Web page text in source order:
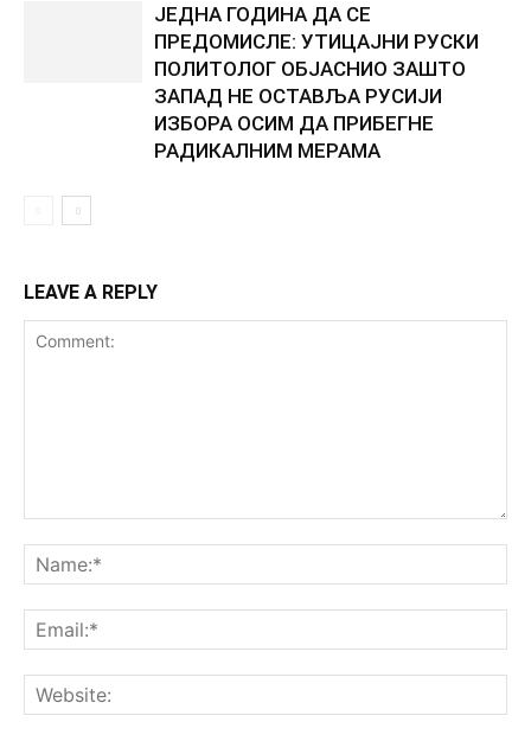
ЈЕДНА ГОДИНА ДА СЕ
ПРЕДОМИСЛЕ: УТИЦАЈНИ РУСКИ
ПОЛИТОЛОГ ОБЈАСНИО ЗАШТО
ЗАПАД НЕ ОСТАВЉА РУСИЈИ
ИЗБОРА ОСИМ ДА ПРИБЕГНЕ
РАДИКАЛНИМ МЕРАМА
LEAVE A REPLY